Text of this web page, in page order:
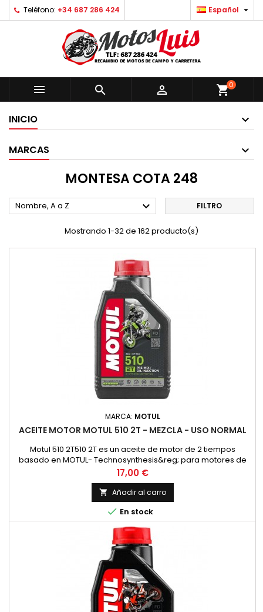
Teléfono: +34 687 286 424 Español 
   shopping_cart0
INICIO
MARCAS
MONTESA COTA 248
Nombre, A a Z  FILTRO
Mostrando 1-32 de 162 producto(s)
MARCA: MOTUL
ACEITE MOTOR MOTUL 510 2T - MEZCLA - USO NORMAL
Motul 510 2T510 2T es un aceite de motor de 2 tiempos
basado en MOTUL- Technosynthesis&reg; para motores de
moto modernos de 2T para esfuerzos normales en el uso
diario en todos los motores de 2 tiempos con
inyecci&oacute;n o carburador. Adecuado para la
lubricaci&oacute;n mixta y separada. Compatible con los
modernos sistemas de postratamiento de gases...
Precio
17,00 €
 Añadir al carro
 En stock